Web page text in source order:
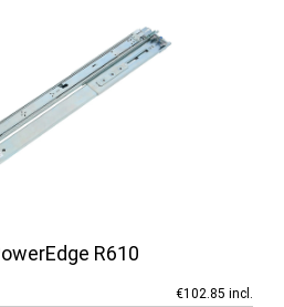
R610
€102.85 incl.